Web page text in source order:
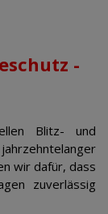
-
Blitz- und
wir dafür, dass
zuverlässig